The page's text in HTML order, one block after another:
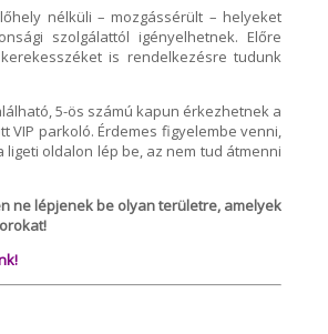
nélküli – mozgássérült – helyeket
szolgálattól igényelhetnek. Előre
is rendelkezésre tudunk
5-ös számú kapun érkezhetnek a
parkoló. Érdemes figyelembe venni,
oldalon lép be, az nem tud átmenni
ne lépjenek be olyan területre, amelyek